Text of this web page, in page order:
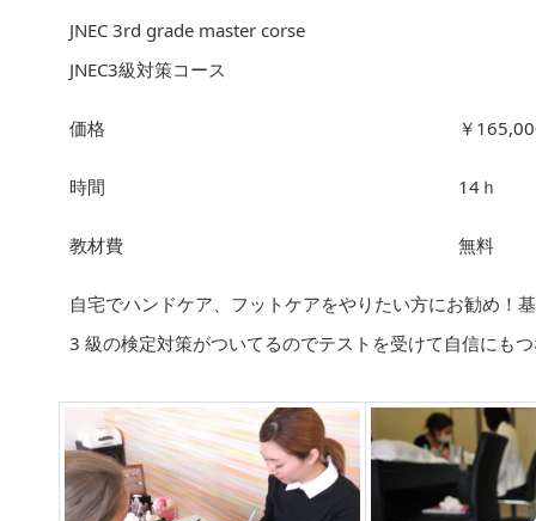
JNEC 3rd grade master corse
JNEC3級対策コース
価格 ￥
時間 14ｈ
教材費 無料
自宅でハンドケア、フットケアをやりたい方にお勧め！
3 級の検定対策がついてるのでテストを受けて自信にも